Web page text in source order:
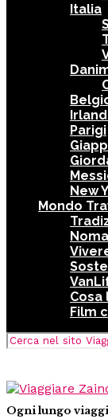
Italia
Parigi
New
Mondo
Film
Ogni lungo